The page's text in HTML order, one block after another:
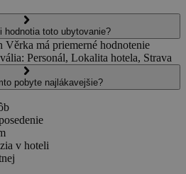
hodnotia toto ubytovanie?
má priemerné hodnotenie
Personál, Lokalita hotela, Strava
pobyte najlákavejšie?
v hoteli